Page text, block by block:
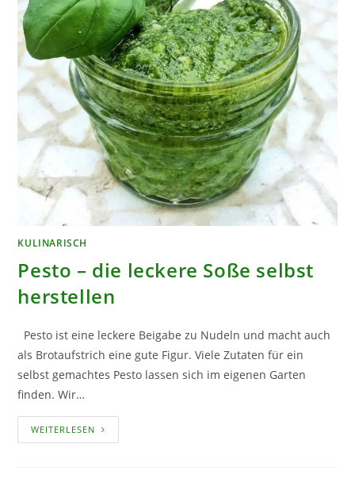
KULINARISCH
Pesto – die leckere Soße selbst
herstellen
Pesto ist eine leckere Beigabe zu Nudeln und macht auch
als Brotaufstrich eine gute Figur. Viele Zutaten für ein
selbst gemachtes Pesto lassen sich im eigenen Garten
finden. Wir…
WEITERLESEN PESTO
–